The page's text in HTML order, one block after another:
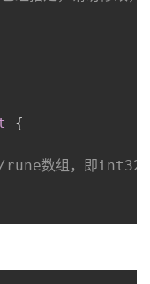
{
数组，即int32